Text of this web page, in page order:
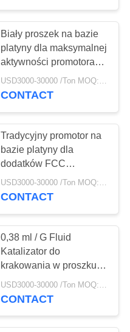
Biały proszek na bazie
platyny dla maksymalnej
aktywności promotora
spalania
USD3000-30000 /Ton MOQ:1 KG
CONTACT
Tradycyjny promotor na
bazie platyny dla
dodatków FCC
utleniania CO
USD3000-30000 /Ton MOQ:1 KG
CONTACT
0,38 ml / G Fluid
Katalizator do
krakowania w proszku
Proszek do rafinerii ropy
naftowej
CONTACT